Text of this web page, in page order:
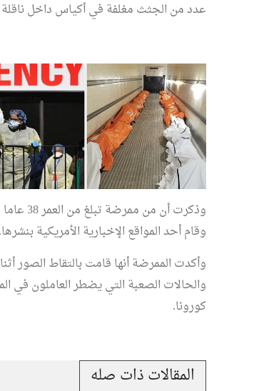
عدد من الجثث مغلفة في أكياس داخل
وذكرت
وقام أحد المواقع الإخبارية الأمريكية بنشرها.
وأكدت الممرضة أنها قامت بالتقاط الصور
والحالات الصعبة التي يضطر العاملون في
كورونا.
المقالات ذات صله
"محمود شاكر"